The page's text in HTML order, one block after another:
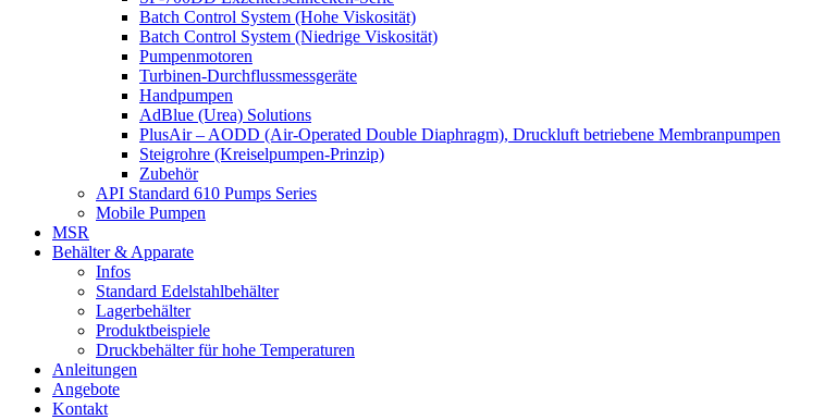
Batch Control System (Hohe Viskosität)
Batch Control System (Niedrige Viskosität)
Pumpenmotoren
Turbinen-Durchflussmessgeräte
Handpumpen
AdBlue (Urea) Solutions
PlusAir – AODD (Air-Operated Double Diaphragm), Druckluft betriebene Membranpumpen
Steigrohre (Kreiselpumpen-Prinzip)
Zubehör
API Standard 610 Pumps Series
Mobile Pumpen
MSR
Behälter & Apparate
Infos
Standard Edelstahlbehälter
Lagerbehälter
Produktbeispiele
Druckbehälter für hohe Temperaturen
Anleitungen
Angebote
Kontakt